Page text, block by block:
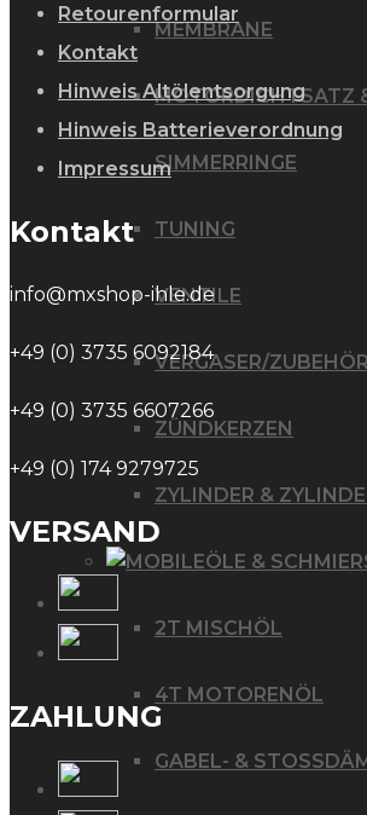
MEMBRANE
MOTORDICHTSATZ
SIMMERRINGE
TUNING
VENTILE
VERGASER/ZUBEHÖR
ZÜNDKERZEN
ZYLINDER &
ÖLE &
2T MISCHÖL
4T MOTORENÖL
GABEL- &
Retourenformular
Kontakt
Hinweis Altölentsorgung
Hinweis Batterieverordnung
Impressum
Kontakt
info@mxshop-ihle.de
+49 (0) 3735 6092184
+49 (0) 3735 6607266
+49 (0) 174 9279725
VERSAND
ZAHLUNG